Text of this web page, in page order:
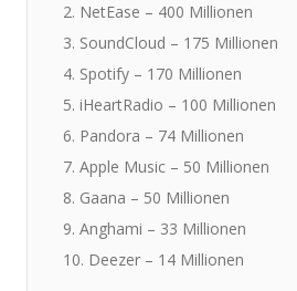
2. NetEase – 400 Millionen
3. SoundCloud – 175 Millionen
4. Spotify – 170 Millionen
5. iHeartRadio – 100 Millionen
6. Pandora – 74 Millionen
7. Apple Music – 50 Millionen
8. Gaana – 50 Millionen
9. Anghami – 33 Millionen
10. Deezer – 14 Millionen